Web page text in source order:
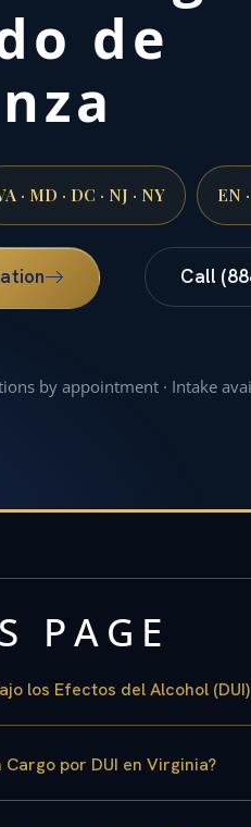
de
· MD · DC · NJ · NY EN
Call
by appointment · Intake
PAGE
los Efectos del Alcohol
por DUI en Virginia?